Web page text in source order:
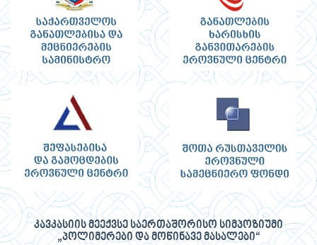
კავკასიის მეექვსე საერთაშორისო სიმპოზიუმი
„პოლიმერები და მოწინავე მასალები“